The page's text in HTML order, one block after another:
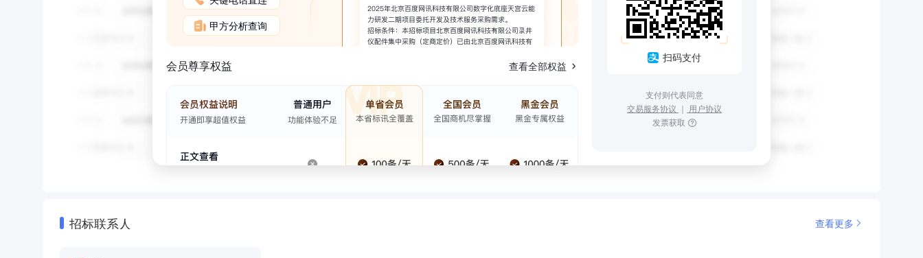
甲方分析查询
会员尊享权益 查看全部权益
扫码支付
支付则代表同意
交易服务协议 ｜ 用户协议
发票获取
招标联系人 查看更多